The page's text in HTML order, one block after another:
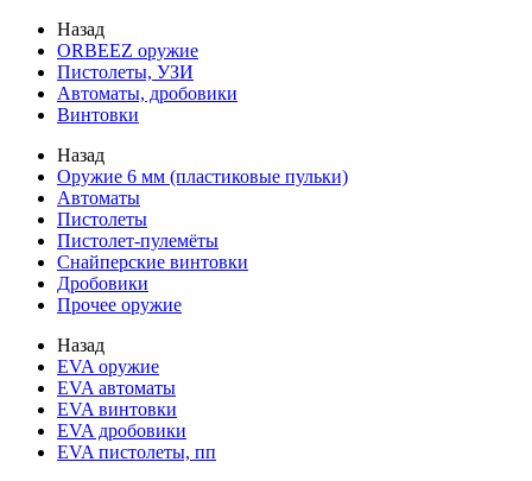
Назад
ORBEEZ оружие
Пистолеты, УЗИ
Автоматы, дробовики
Винтовки
Назад
Оружие 6 мм (пластиковые пульки)
Автоматы
Пистолеты
Пистолет-пулемёты
Снайперские винтовки
Дробовики
Прочее оружие
Назад
EVA оружие
EVA автоматы
EVA винтовки
EVA дробовики
EVA пистолеты, пп